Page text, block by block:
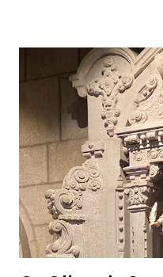
(2019.10.25) Feira Semanal
Feira Semanal em Viana do
em Viana do Castelo
Castelo (2019.10.25) Feira
(2019.10.25)